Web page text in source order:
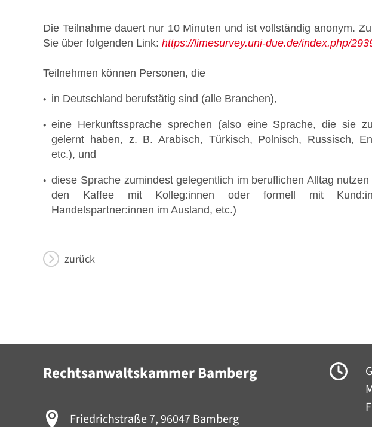
Die Teilnahme dauert nur 10 Minuten und ist vollständig anonym.
Sie über folgenden Link: https://limesurvey.uni-due.de/index.php/
Teilnehmen können Personen, die
in Deutschland berufstätig sind (alle Branchen),
eine Herkunftssprache sprechen (also eine Sprache, die sie
gelernt haben, z. B. Arabisch, Türkisch, Polnisch, Russisch,
etc.), und
diese Sprache zumindest gelegentlich im beruflichen Alltag
den Kaffee mit Kolleg:innen oder formell mit
Handelspartner:innen im Ausland, etc.)
zurück
Rechtsanwaltskammer Bamberg
Friedrichstraße 7, 96047 Bamberg